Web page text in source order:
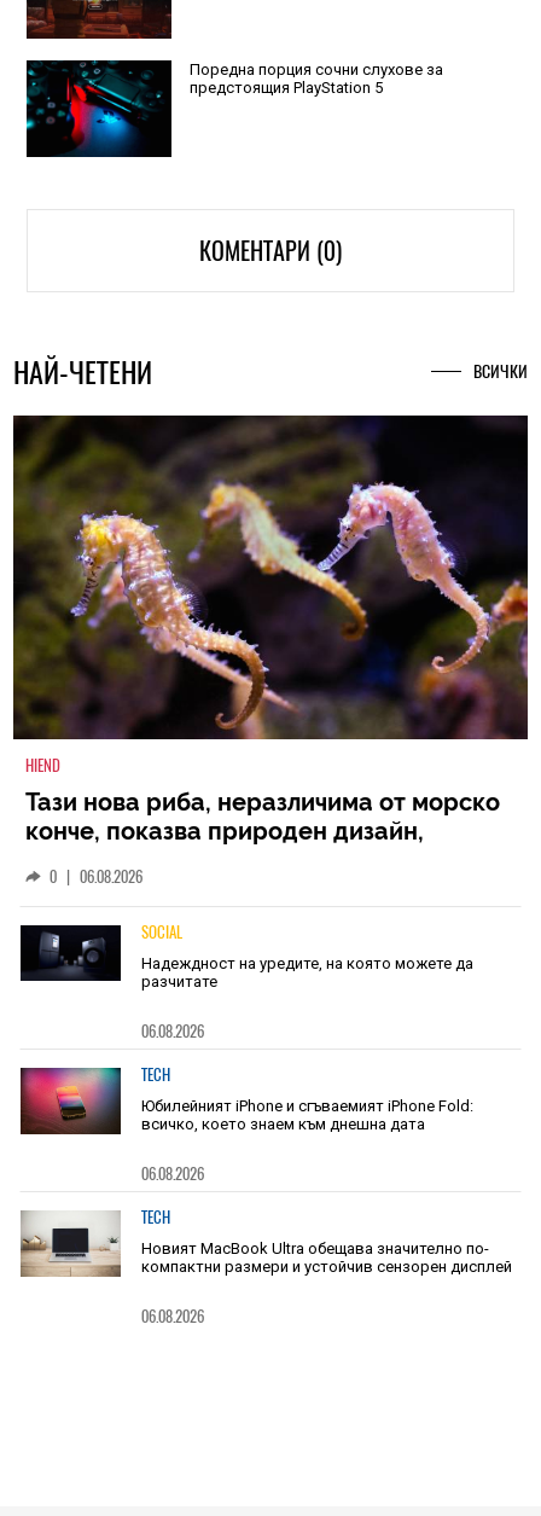
Поредна порция сочни слухове за
предстоящия PlayStation 5
КОМЕНТАРИ (0)
НАЙ-ЧЕТЕНИ ВСИЧКИ
HIEND
Тази нова риба, неразличима от морско
конче, показва природен дизайн,
0 | 06.08.2026
SOCIAL
Надеждност на уредите, на която можете да
разчитате
06.08.2026
TECH
Юбилейният iPhone и сгъваемият iPhone Fold:
всичко, което знаем към днешна дата
06.08.2026
TECH
Новият MacBook Ultra обещава значително по-
компактни размери и устойчив сензорен дисплей
06.08.2026